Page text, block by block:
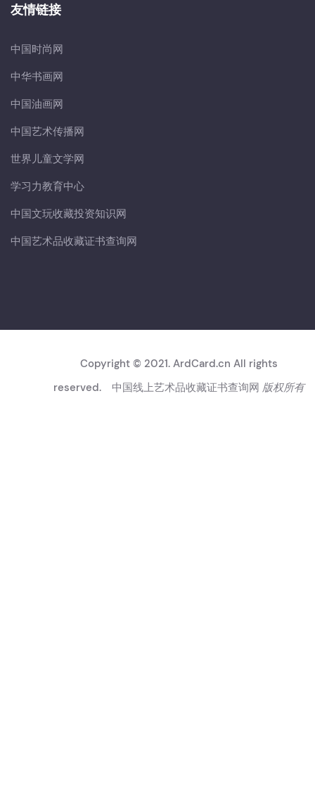
友情链接
中国时尚网
中华书画网
中国油画网
中国艺术传播网
世界儿童文学网
学习力教育中心
中国文玩收藏投资知识网
中国艺术品收藏证书查询网
Copyright © 2021. ArdCard.cn All rights
reserved. 中国线上艺术品收藏证书查询网 版权所有